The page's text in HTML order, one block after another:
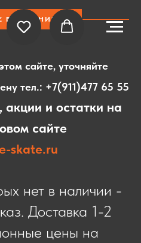
ВНИМАНИЕ
сайте, уточняйте
тел.: +7(911)477 65 55
и остатки на
сайте
skate.ru
нет в наличии -
Доставка 1-2
цены на